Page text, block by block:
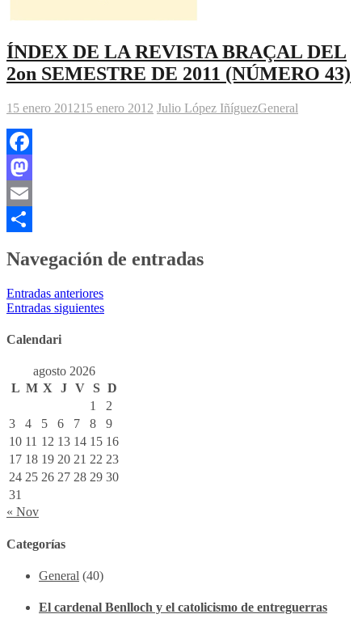
ÍNDEX DE LA REVISTA BRAÇAL DEL
2on SEMESTRE DE 2011 (NÚMERO 43)
15 enero 201215 enero 2012 Julio López IñíguezGeneral
Facebook
Mastodon
Email
Navegación de entradas
Entradas anteriores
Entradas siguientes
Calendari
agosto 2026
L M X J V S D
1
2
3
4 5 6 7 8
9
10 11 12 13 14 15 16
17 18 19 20 21 22 23
24 25 26 27 28 29 30
31
« Nov
Categorías
General (40)
El cardenal Benlloch y el catolicismo de entreguerras